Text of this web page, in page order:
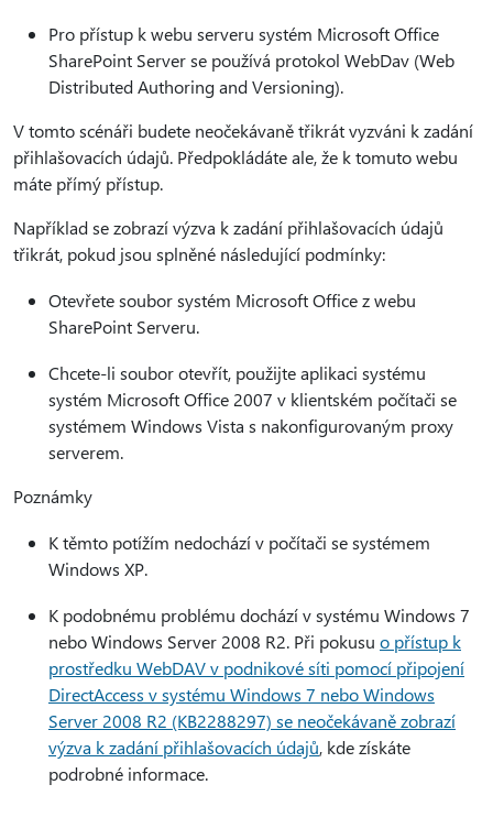
Pro přístup k webu serveru systém Microsoft Office
SharePoint Server se používá protokol WebDav (Web
Distributed Authoring and Versioning).
V tomto scénáři budete neočekávaně třikrát vyzváni k zadání
přihlašovacích údajů. Předpokládáte ale, že k tomuto webu
máte přímý přístup.
Například se zobrazí výzva k zadání přihlašovacích údajů
třikrát, pokud jsou splněné následující podmínky:
Otevřete soubor systém Microsoft Office z webu
SharePoint Serveru.
Chcete-li soubor otevřít, použijte aplikaci systému
systém Microsoft Office 2007 v klientském počítači se
systémem Windows Vista s nakonfigurovaným proxy
serverem.
Poznámky
K těmto potížím nedochází v počítači se systémem
Windows XP.
K podobnému problému dochází v systému Windows 7
nebo Windows Server 2008 R2. Při pokusu o přístup k
prostředku WebDAV v podnikové síti pomocí připojení
DirectAccess v systému Windows 7 nebo Windows
Server 2008 R2 (KB2288297) se neočekávaně zobrazí
výzva k zadání přihlašovacích údajů, kde získáte
podrobné informace.